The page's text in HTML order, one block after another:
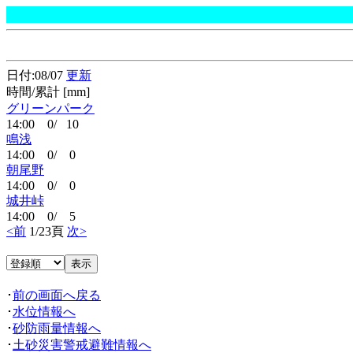
日付:08/07 更新
時間/累計 [mm]
グリーンパーク
14:00 0/ 10
鳴浅
14:00 0/ 0
朝尾野
14:00 0/ 0
城井峠
14:00 0/ 5
<前 1/23頁 次>
･前の画面へ戻る
･ 水位情報へ
･砂防雨量情報へ
･ 土砂災害警戒避難情報へ